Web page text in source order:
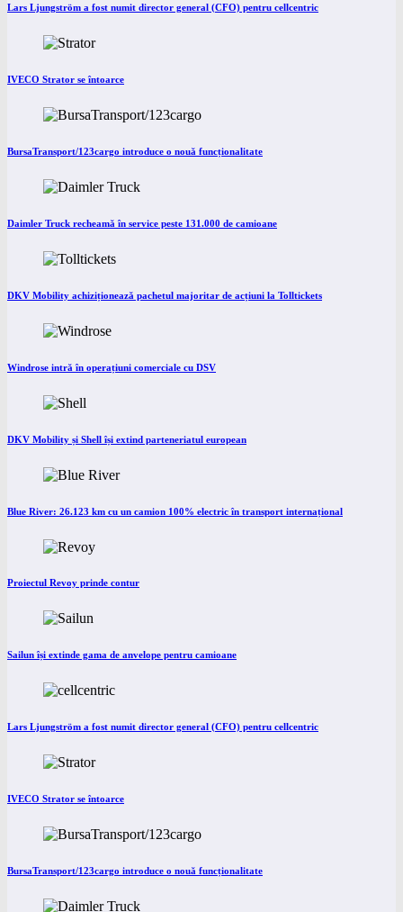
Lars Ljungström a fost numit director general (CFO) pentru cellcentric
IVECO Strator se întoarce
BursaTransport/123cargo introduce o nouă funcționalitate
Daimler Truck recheamă în service peste 131.000 de camioane
DKV Mobility achiziționează pachetul majoritar de acțiuni la Tolltickets
Windrose intră în operațiuni comerciale cu DSV
DKV Mobility și Shell își extind parteneriatul european
Blue River: 26.123 km cu un camion 100% electric în transport internațional
Proiectul Revoy prinde contur
Sailun își extinde gama de anvelope pentru camioane
Lars Ljungström a fost numit director general (CFO) pentru cellcentric
IVECO Strator se întoarce
BursaTransport/123cargo introduce o nouă funcționalitate